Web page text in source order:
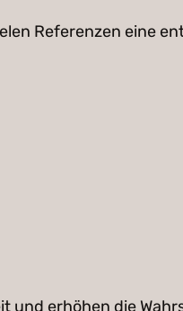
Referenzen eine
und erhöhen die